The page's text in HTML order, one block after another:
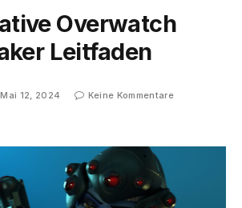
Overwatch
Leitfaden
Mai 12, 2024
Keine Kommentare